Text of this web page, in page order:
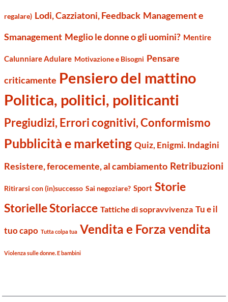
regalare) Lodi, Cazziatoni, Feedback Management e
Smanagement Meglio le donne o gli uomini? Mentire
Calunniare Adulare Motivazione e Bisogni Pensare
criticamente Pensiero del mattino
Politica, politici, politicanti
Pregiudizi, Errori cognitivi, Conformismo
Pubblicità e marketing Quiz, Enigmi. Indagini
Resistere, ferocemente, al cambiamento Retribuzioni
Ritirarsi con (in)successo Sai negoziare? Sport Storie
Storielle Storiacce Tattiche di sopravvivenza Tu e il
tuo capo Tutta colpa tua Vendita e Forza vendita
Violenza sulle donne. E bambini